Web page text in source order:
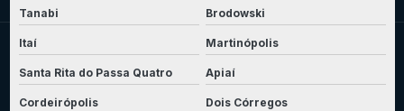
Tanabi Brodowski
Itaí Martinópolis
Santa Rita do Passa Quatro Apiaí
Cordeirópolis Dois Córregos